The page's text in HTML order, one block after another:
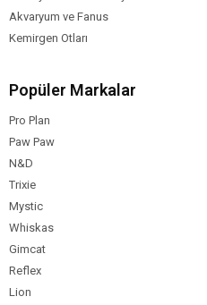
Akvaryum ve Fanus
Kemirgen Otları
Popüler Markalar
Pro Plan
Paw Paw
N&D
Trixie
Mystic
Whiskas
Gimcat
Reflex
Lion